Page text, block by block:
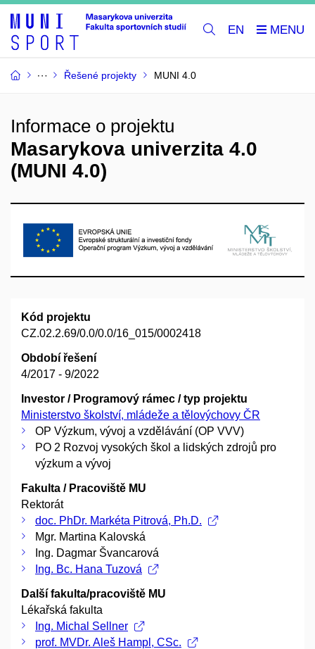
EN
Řešené projekty MUNI 4.0
Informace o projektu
Masarykova univerzita 4.0
(MUNI 4.0)
Kód projektu
CZ.02.2.69/0.0/0.0/16_015/0002418
Období řešení
4/2017 - 9/2022
Investor / Programový rámec / typ projektu
Ministerstvo školství, mládeže a tělovýchovy ČR
OP Výzkum, vývoj a vzdělávání (OP VVV)
PO 2 Rozvoj vysokých škol a lidských zdrojů pro
výzkum a vývoj
Fakulta / Pracoviště MU
Rektorát
doc. PhDr. Markéta Pitrová, Ph.D.
Mgr. Martina Kalovská
Ing. Dagmar Švancarová
Ing. Bc. Hana Tuzová
Další fakulta/pracoviště MU
Lékařská fakulta
Ing. Michal Sellner
prof. MVDr. Aleš Hampl, CSc.